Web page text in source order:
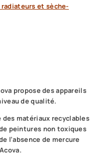
radiateurs et sèche-
propose des appareils
de qualité.
matériaux recyclables
peintures non toxiques
l’absence de mercure